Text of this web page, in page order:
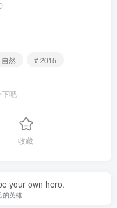
自然 # 2015
吧
收藏
your own hero.
的英雄